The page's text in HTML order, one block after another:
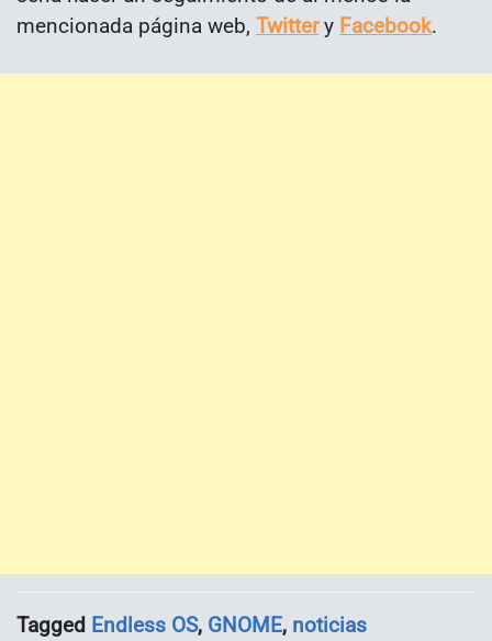
mencionada página web, Twittery Facebook.
Tagged Endless OS, GNOME, noticias